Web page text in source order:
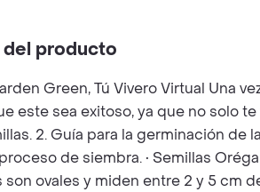
producto
Green, Tú Vivero Virtual Una
este sea exitoso, ya que no solo
2. Guía para la germinación
de siembra. • Semillas
son ovales y miden entre 2 y 5 cm